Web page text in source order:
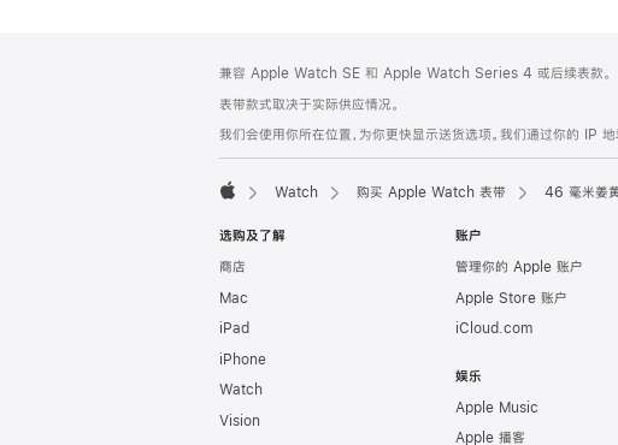
页
页
脚
注
兼容 Apple Watch SE 和 Apple Watch Series 4 或后续表款。
表带款式取决于实际供应情况。
我们会使用你所在位置，为你更快显示送货选项。我们通过你的 IP
Watch 购买 Apple Watch 表带 46 毫米姜
选购及了解
商店
Mac
iPad
iPhone
Watch
Vision
账户
管理你的 Apple 账户
Apple Store 账户
iCloud.com
娱乐
Apple Music
Apple 播客